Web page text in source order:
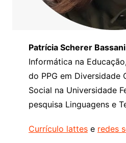
Patrícia Scherer Bassani
Informática na
do PPG em Diversidade
Social na Universidade
pesquisa Linguagens e
Currículo lattese redes